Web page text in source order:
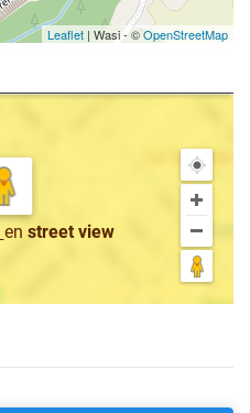
Leaflet | Wasi - ©OpenStreetMap
en street view